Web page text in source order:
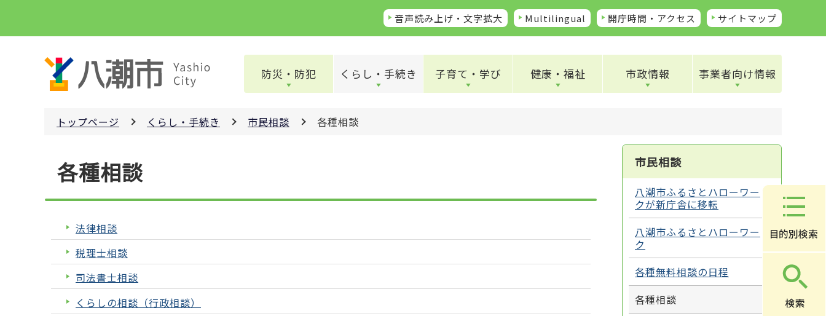
ペ
音声読み上げ・文字拡大 Multilingual 開庁時間・アクセス サイトマップ
防災・防犯 くらし・手続き 子育て・学び 健康・福祉 市政情報 事業者向け情報
トップページ くらし・手続き 市民相談 各種相談
各種相談
法律相談
税理士相談
司法書士相談
くらしの相談（行政相談）
市民相談
八潮市ふるさとハローワー
クが新庁舎に移転
八潮市ふるさとハローワー
ク
各種無料相談の日程
各種相談